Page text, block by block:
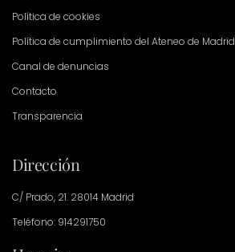
Política de cookies
Política de cumplimiento del Ateneo de Madrid
Canal de denuncias
Contacto
Transparencia
Dirección
C/ Prado, 21. 28014 Madrid
Teléfono: 914291750